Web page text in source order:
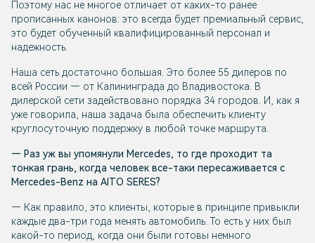
Поэтому нас не многое отличает от каких-то ранее
прописанных канонов: это всегда будет премиальный сервис,
это будет обученный квалифицированный персонал и
надежность.
Наша сеть достаточно большая. Это более 55 дилеров по
всей России — от Калининграда до Владивостока. В
дилерской сети задействовано порядка 34 городов. И, как я
уже говорила, наша задача была обеспечить клиенту
круглосуточную поддержку в любой точке маршрута.
— Раз уж вы упомянули Mercedes, то где проходит та
тонкая грань, когда человек все-таки пересаживается с
Mercedes-Benz на AITO SERES?
— Как правило, это клиенты, которые в принципе привыкли
каждые два-три года менять автомобиль. То есть у них был
какой-то период, когда они были готовы немного